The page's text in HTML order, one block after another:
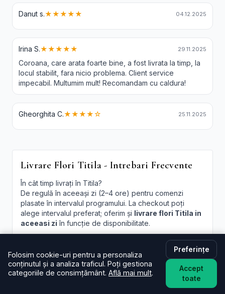
Danut s.★★★★★ 04.12.2025
Irina S.★★★★★ 29.11.2025
Coroana, care arata foarte bine, a fost livrata la timp, la
locul stabilit, fara nicio problema. Client service
impecabil. Multumim mult! Recomandam cu caldura!
Gheorghita C.★★★★☆ 25.11.2025
Livrare Flori Titila - Intrebari Frecvente
În cât timp livrați în Titila?
De regulă în aceeași zi (2–4 ore) pentru comenzi
plasate în intervalul programului. La checkout poți
alege intervalul preferat; oferim și livrare flori Titila in
aceeasi zi în funcție de disponibilitate.
Este livrarea de flori la domiciliu în Titila disponibilă și
Da, în majoritatea cazurilor livrăm și sâmbăta. În
perioade aglomerate pot exista sloturi limitate, afișate
la finalizare.
Folosim cookie-uri pentru a personaliza
conținutul și a analiza traficul. Poți gestiona
categoriile de consimțământ. Află mai mult.
Preferințe
Accept
toate